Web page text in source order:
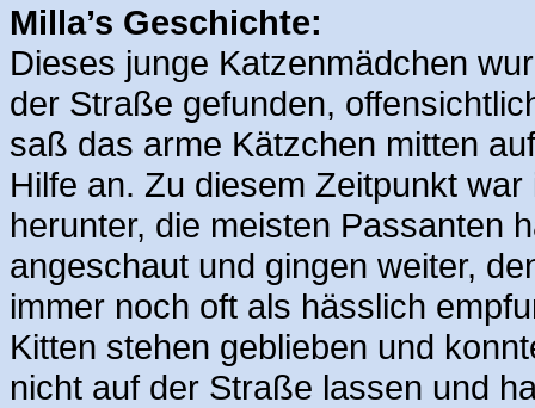
Milla’s Geschichte:
Dieses junge Katzenmädchen
der Straße gefunden,
saß das arme Kätzchen mitten
Hilfe an. Zu diesem Zeitpunkt
herunter, die meisten Passanten
angeschaut und gingen weiter,
immer noch oft als hässlich
Kitten stehen geblieben und
nicht auf der Straße lassen und